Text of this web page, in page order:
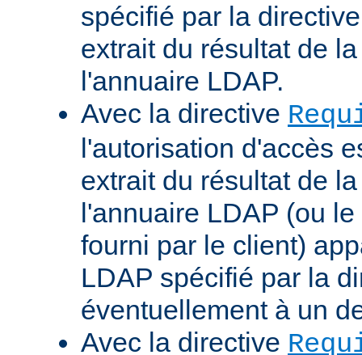
spécifié par la
extrait du résultat de
l'annuaire LDAP.
Avec la directive
l'autorisation d'accès
extrait du résultat de
l'annuaire LDAP (ou
fourni par le client)
LDAP spécifié par la
éventuellement à un
Avec la directive